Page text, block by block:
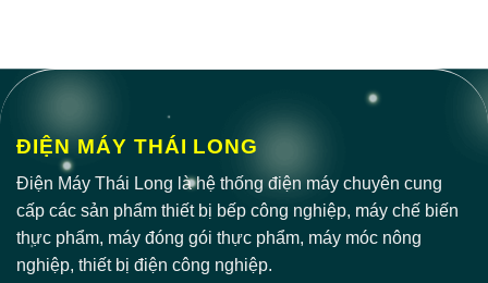
ĐIỆN MÁY THÁI LONG
Điện Máy Thái Long là hệ thống điện máy chuyên cung
cấp các sản phẩm thiết bị bếp công nghiệp, máy chế biến
thực phẩm, máy đóng gói thực phẩm, máy móc nông
nghiệp, thiết bị điện công nghiệp.